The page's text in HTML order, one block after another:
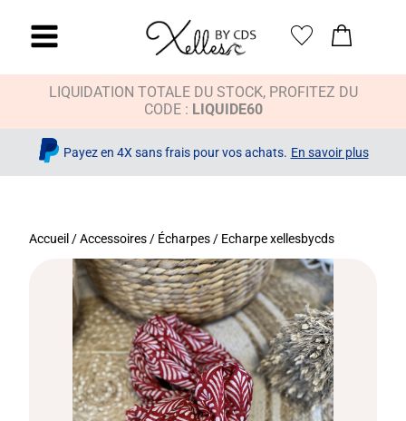
LIQUIDATION TOTALE DU STOCK, PROFITEZ DU
CODE : LIQUIDE60
Payez en 4X sans frais pour vos achats. En savoir plus
Accueil /Accessoires / Écharpes / Echarpe xellesbycds